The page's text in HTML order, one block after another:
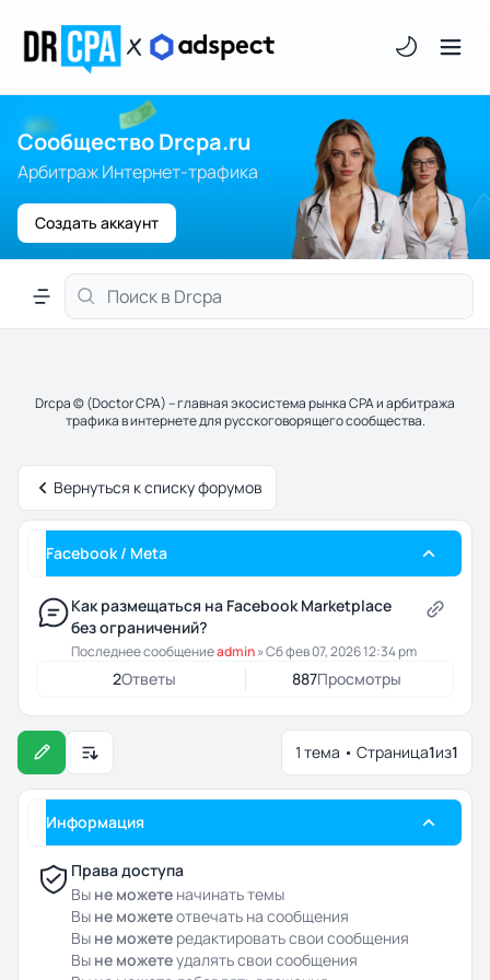
Светлая/
Сообщество Drcpa.ru
Арбитраж Интернет-трафика
Создать аккаунт
Меню навигации
Drcpa © (Doctor CPA) – главная экосистема рынка CPA и арбитража
трафика в интернете для русскоговорящего сообщества.
Вернуться к списку форумов
Facebook / Meta
Как размещаться на Facebook Marketplace
без ограничений?
Последнее сообщениеadmin»Сб фев 07, 2026 12:34 pm
2Ответы 887Просмотры
Настройки отображения и сортировки1 тема • Страница1из1
Информация
Права доступа
Вы не можете начинать темы
Вы не можетеотвечать на сообщения
Вы не можете редактировать свои сообщения
Вы не можетеудалять свои сообщения